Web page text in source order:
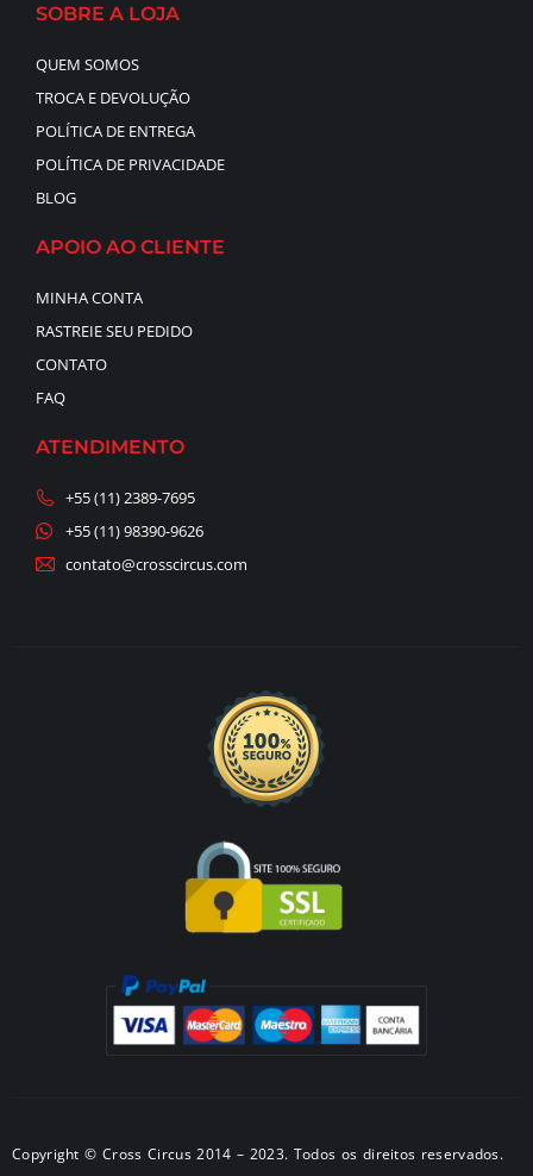
SOBRE A LOJA
QUEM SOMOS
TROCA E DEVOLUÇÃO
POLÍTICA DE ENTREGA
POLÍTICA DE PRIVACIDADE
BLOG
APOIO AO CLIENTE
MINHA CONTA
RASTREIE SEU PEDIDO
CONTATO
FAQ
ATENDIMENTO
+55 (11) 2389-7695
+55 (11) 98390-9626
contato@crosscircus.com
Copyright © Cross Circus 2014 – 2023. Todos os direitos reservados.